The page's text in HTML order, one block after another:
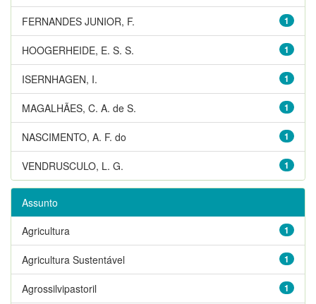
1
FERNANDES JUNIOR, F.
1
HOOGERHEIDE, E. S. S.
1
ISERNHAGEN, I.
1
MAGALHÃES, C. A. de S.
1
NASCIMENTO, A. F. do
1
VENDRUSCULO, L. G.
Assunto
1
Agricultura
1
Agricultura Sustentável
1
Agrossilvipastoril